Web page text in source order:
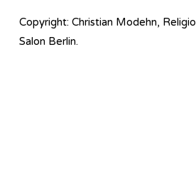
Copyright: Christian Modehn,
Salon Berlin.